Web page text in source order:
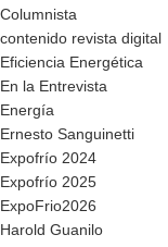
Columnista
contenido revista digital
Eficiencia Energética
En la Entrevista
Energía
Ernesto Sanguinetti
Expofrío 2024
Expofrío 2025
ExpoFrio2026
Harold Guanilo